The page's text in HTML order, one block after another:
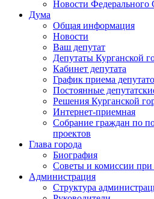
Новости Федерального
Дума
Общая информация
Новости
Ваш депутат
Депутаты Курганской
Кабинет депутата
График приема
Постоянные
Решения Курганской
Интернет-приемная
Собрание граждан по
проектов
Глава города
Биография
Советы и комиссии при
Администрация
Структура